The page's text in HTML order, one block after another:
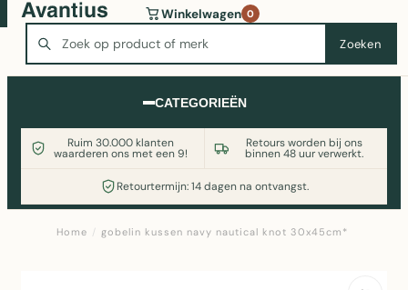
Zoeken
Winkelwagen 0
CATEGORIEËN
Ruim 30.000 klanten
waarderen ons met een 9!
Retours worden bij ons
binnen 48 uur verwerkt.
Retourtermijn: 14 dagen na ontvangst.
Wasmachine of koelkast nodig? Vergelijk alle prijzen op
Witgoedaanbod.nl
Home / gobelin kussen navy nautical knot 30x45cm*